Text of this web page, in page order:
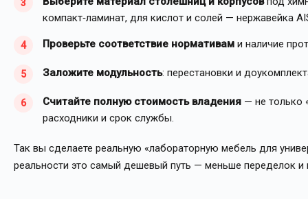
компакт‑ламинат, для кислот и солей — нержавейка
Проверьте соответствие нормативам и наличие
Заложите модульность: перестановки и
Считайте полную стоимость владения — не только
расходники и срок службы.
Так вы сделаете реальную «лабораторную мебель для
реальности это самый дешевый путь — меньше переделок и